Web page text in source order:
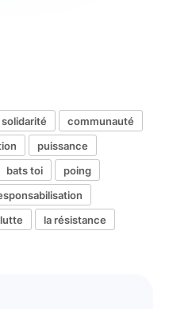
solidarité
communauté
puissance
bats toi
poing
lutte
la résistance